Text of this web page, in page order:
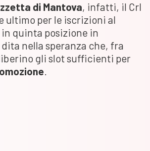
di Mantova, infatti, il Crl
ultimo per le iscrizioni al
in quinta posizione in
nella speranza che, fra
gli slot sufficienti per
.